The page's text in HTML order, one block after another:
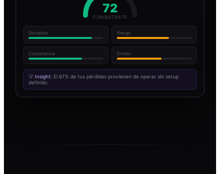
72
CONSISTENTE
Disciplina Riesgo
Consistencia Errores
💡 Insight: El 67% de tus pérdidas provienen de operar sin setup
definido.